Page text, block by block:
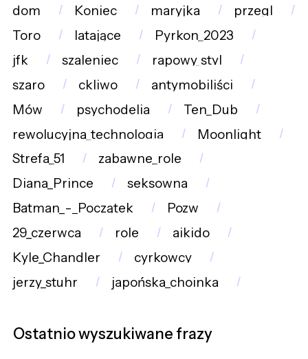
dom
Koniec maryjka
przegl
Toro
latające
Pyrkon_2023
jfk
szaleniec
rapowy_styl
szaro
ckliwo
antymobiliści
Mów
psychodelia
Ten_Dub
rewolucyjna_technologia
Moonlight
Strefa_51
zabawne_role
Diana_Prince
seksowna
Batman_-_Początek
Pozw
29_czerwca
role
aikido
Kyle_Chandler
cyrkowcy
jerzy_stuhr
japońska_choinka
Ostatnio wyszukiwane frazy